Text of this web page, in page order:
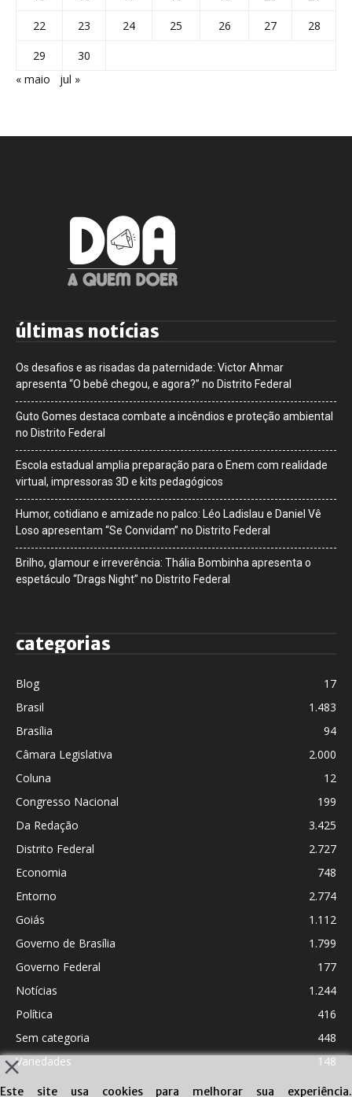
22
23 24 25 26 27
28
29
30
« maio
jul »
últimas notícias
Os desafios e as risadas da paternidade: Victor Ahmar
apresenta “O bebê chegou, e agora?” no Distrito Federal
Guto Gomes destaca combate a incêndios e proteção ambiental
no Distrito Federal
Escola estadual amplia preparação para o Enem com realidade
virtual, impressoras 3D e kits pedagógicos
Humor, cotidiano e amizade no palco: Léo Ladislau e Daniel Vê
Loso apresentam “Se Convidam” no Distrito Federal
Brilho, glamour e irreverência: Thália Bombinha apresenta o
espetáculo “Drags Night” no Distrito Federal
categorias
Blog
17
Brasil
1.483
Brasília
94
Câmara Legislativa
2.000
Coluna
12
Congresso Nacional
199
Da Redação
3.425
Distrito Federal
2.727
Economia
748
Entorno
2.774
Goiás
1.112
Governo de Brasília
1.799
Governo Federal
177
Notícias
1.244
Política
416
Sem categoria
448
Variedades
148
Este site usa cookies para melhorar sua experiência.